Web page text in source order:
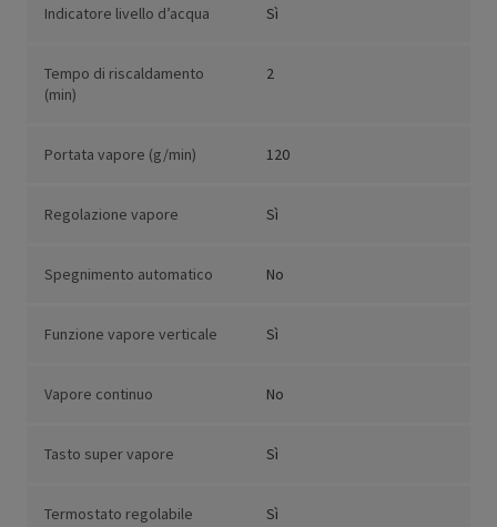
Indicatore livello d’acqua Sì
Tempo di riscaldamento
(min)
2
Portata vapore (g/min) 120
Regolazione vapore Sì
Spegnimento automatico No
Funzione vapore verticale Sì
Vapore continuo No
Tasto super vapore Sì
Termostato regolabile Sì